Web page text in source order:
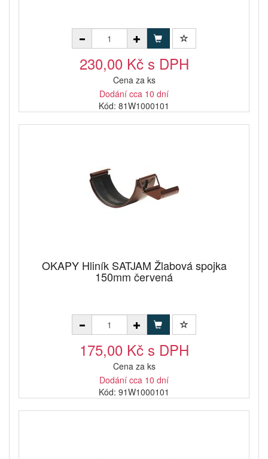
230,00 Kč s DPH
Cena za ks
Dodání cca 10 dní
Kód: 81W1000101
OKAPY Hliník SATJAM Žlabová spojka
150mm červená
175,00 Kč s DPH
Cena za ks
Dodání cca 10 dní
Kód: 91W1000101